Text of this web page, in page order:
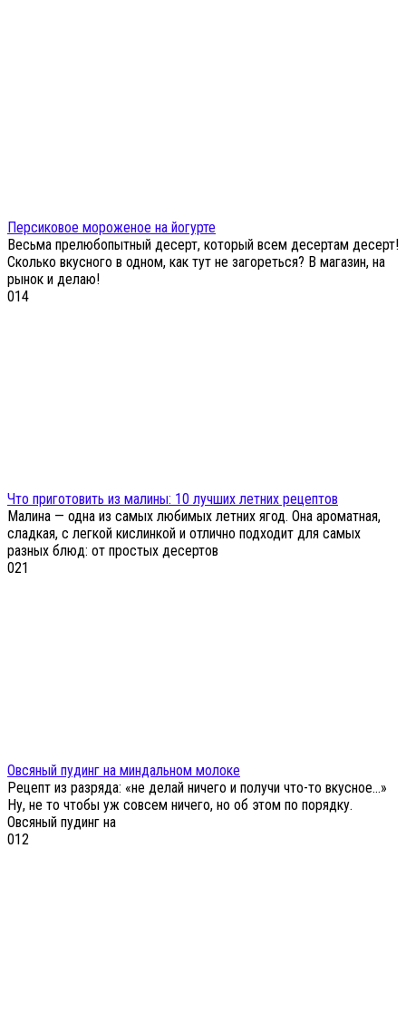
Персиковое мороженое на йогурте
Весьма прелюбопытный десерт, который всем десертам десерт!
Сколько вкусного в одном, как тут не загореться? В магазин, на
рынок и делаю!
014
Что приготовить из малины: 10 лучших летних рецептов
Малина — одна из самых любимых летних ягод. Она ароматная,
сладкая, с легкой кислинкой и отлично подходит для самых
разных блюд: от простых десертов
021
Овсяный пудинг на миндальном молоке
Рецепт из разряда: «не делай ничего и получи что-то вкусное…»
Ну, не то чтобы уж совсем ничего, но об этом по порядку.
Овсяный пудинг на
012